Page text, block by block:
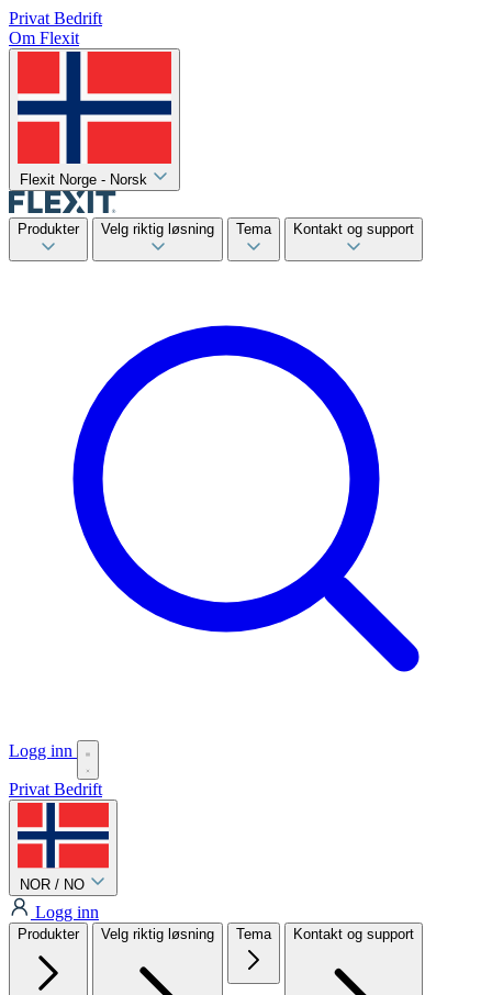
Privat Bedrift
Om Flexit
Flexit Norge - Norsk
Produkter Velg riktig løsning Tema Kontakt og support
Logg inn
Privat Bedrift
NOR / NO
Logg inn
Produkter Velg riktig løsning Tema Kontakt og support